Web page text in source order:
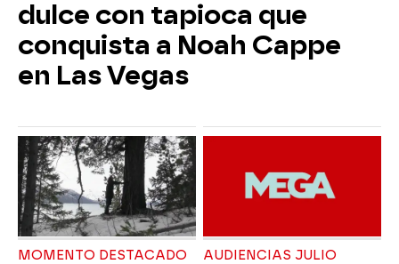
dulce con tapioca que
conquista a Noah Cappe
en Las Vegas
MOMENTO DESTACADO AUDIENCIAS JULIO